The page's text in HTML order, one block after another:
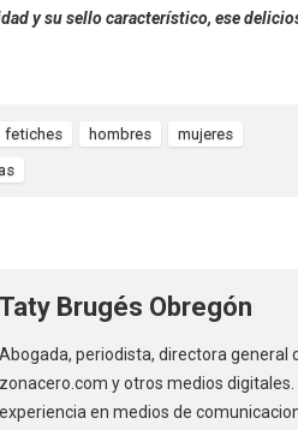
y su sello característico, ese
fetiches hombres
mujeres
Taty Brugés Obregón
Abogada, periodista, directora general
zonacero.com y otros medios
experiencia en medios de